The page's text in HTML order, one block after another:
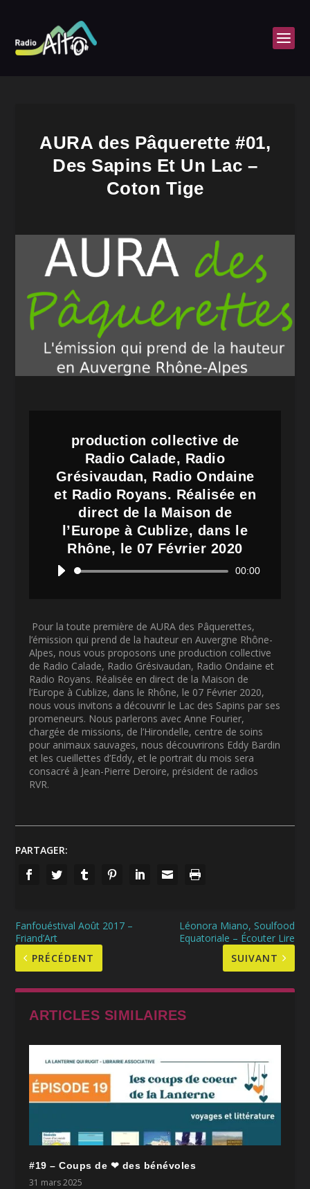
AURA des Pâquerette #01,
Des Sapins Et Un Lac –
Coton Tige
production collective de
Radio Calade, Radio
Grésivaudan, Radio Ondaine
et Radio Royans. Réalisée en
direct de la Maison de
l’Europe à Cublize, dans le
Rhône, le 07 Février 2020
Lecteur
00:00
Pour la toute première de AURA des Pâquerettes,
l’émission qui prend de la hauteur en Auvergne Rhône-
Alpes, nous vous proposons une production collective
de Radio Calade, Radio Grésivaudan, Radio Ondaine et
Radio Royans. Réalisée en direct de la Maison de
l’Europe à Cublize, dans le Rhône, le 07 Février 2020,
nous vous invitons a découvrir le Lac des Sapins par ses
promeneurs. Nous parlerons avec Anne Fourier,
chargée de missions, de l’Hirondelle, centre de soins
pour animaux sauvages, nous découvrirons Eddy Bardin
et les cueillettes d’Eddy, et le portrait du mois sera
consacré à Jean-Pierre Deroire, président de radios
RVR.
PARTAGER:
Fanfouéstival Août 2017 –
Friand’Art
PRÉCÉDENT
Léonora Miano, Soulfood
Equatoriale – Écouter Lire
SUIVANT
ARTICLES SIMILAIRES
#19 – Coups de ❤ des bénévoles
31 mars 2025